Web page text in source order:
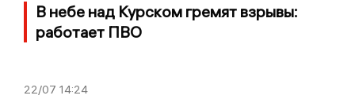
В небе над Курском гремят взрывы:
работает ПВО
22/07 14:24